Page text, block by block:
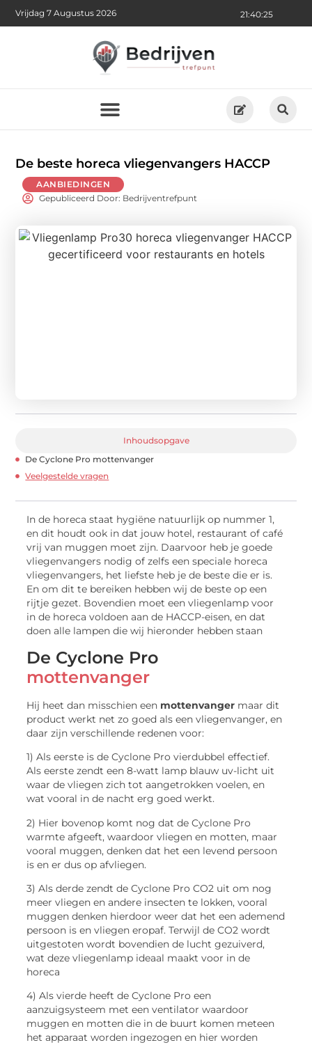
21:40:27
Vrijdag 7 Augustus 2026
De beste horeca vliegenvangers HACCP
AANBIEDINGEN
Gepubliceerd Door: Bedrijventrefpunt
Inhoudsopgave
De Cyclone Pro mottenvanger
Veelgestelde vragen
In de horeca staat hygiëne natuurlijk op nummer 1,
en dit houdt ook in dat jouw hotel, restaurant of café
vrij van muggen moet zijn. Daarvoor heb je goede
vliegenvangers nodig of zelfs een speciale horeca
vliegenvangers, het liefste heb je de beste die er is.
En om dit te bereiken hebben wij de beste op een
rijtje gezet. Bovendien moet een vliegenlamp voor
in de horeca voldoen aan de HACCP-eisen, en dat
doen alle lampen die wij hieronder hebben staan
De Cyclone Pro
mottenvanger
Hij heet dan misschien een mottenvanger maar dit
product werkt net zo goed als een vliegenvanger, en
daar zijn verschillende redenen voor:
1) Als eerste is de Cyclone Pro vierdubbel effectief.
Als eerste zendt een 8-watt lamp blauw uv-licht uit
waar de vliegen zich tot aangetrokken voelen, en
wat vooral in de nacht erg goed werkt.
2) Hier bovenop komt nog dat de Cyclone Pro
warmte afgeeft, waardoor vliegen en motten, maar
vooral muggen, denken dat het een levend persoon
is en er dus op afvliegen.
3) Als derde zendt de Cyclone Pro CO2 uit om nog
meer vliegen en andere insecten te lokken, vooral
muggen denken hierdoor weer dat het een ademend
persoon is en vliegen eropaf. Terwijl de CO2 wordt
uitgestoten wordt bovendien de lucht gezuiverd,
wat deze vliegenlamp ideaal maakt voor in de
horeca
4) Als vierde heeft de Cyclone Pro een
aanzuigsysteem met een ventilator waardoor
muggen en motten die in de buurt komen meteen
het apparaat worden ingezogen en hier worden